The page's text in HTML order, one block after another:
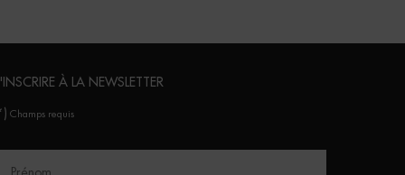
À LA NEWSLETTER
Champs requis
Prénom